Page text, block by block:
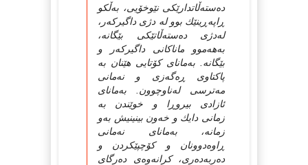
ده‌سته‌ڵاتدارێكی نێوخۆیی، به‌ڵكو
ڕاپه‌ڕینێك بوو له دژی داگیركه‌ر،
له‌دژی ده‌سته‌ڵاتێكی بێگانه،
به‌هه‌موو ماناكانی داگیركه‌ر و
بێگانه‌. به‌مانای كۆتایی هێنان به
پاكتاوی ڕه‌گه‌زی و نه‌مانی
مه‌ترسی له‌ناوچوون. به‌مانای
ئازادی بیروڕا و خوێندن به
زمانی دایك و خه‌ون بینینیش به‌و
زمانه، به‌مانای نه‌مانی
ڕاوه‌دوونان و كۆچپێكردن و
ده‌ربه‌ده‌ری، كرانه‌وه‌ی ده‌رگای